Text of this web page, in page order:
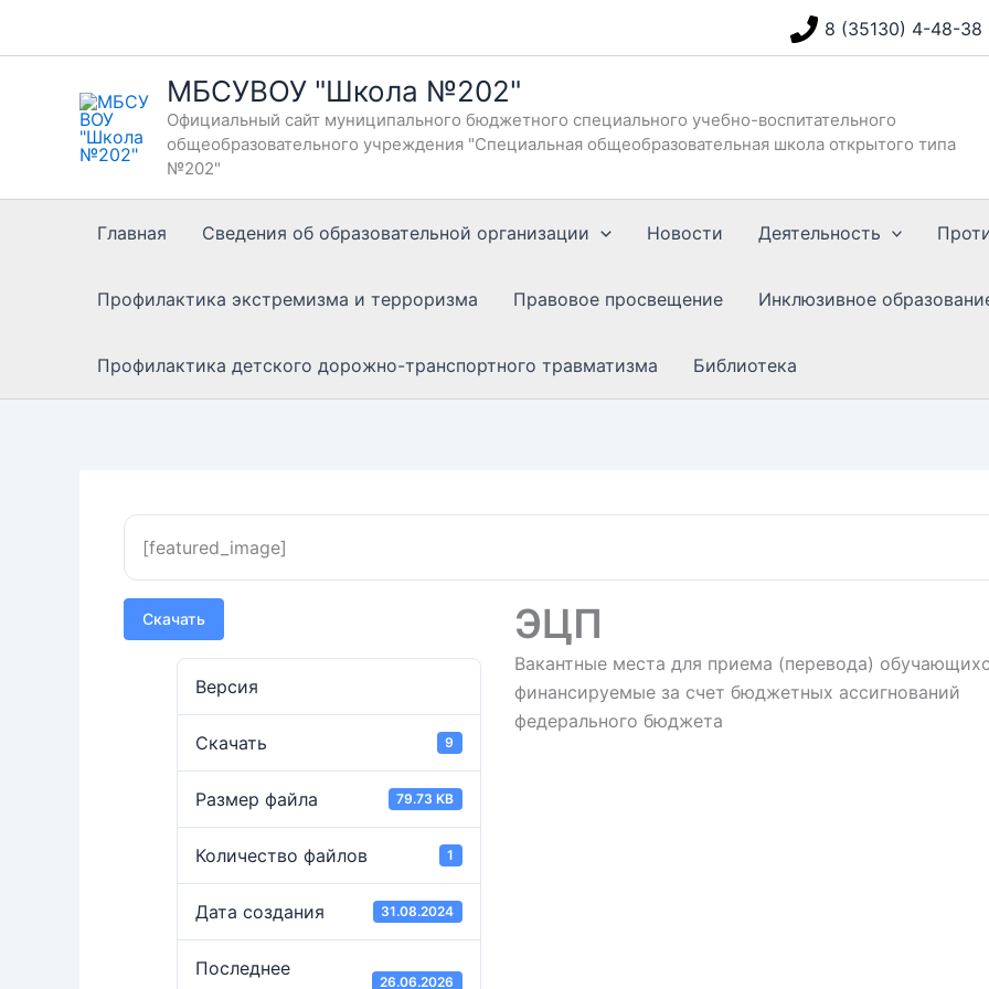
8 (35130) 4-48-38
МБСУВОУ "Школа №202"
Официальный сайт муниципального бюджетного специального учебно-воспитательного
общеобразовательного учреждения "Специальная общеобразовательная школа открытого типа
№202"
Главная Сведения об образовательной организации Новости Деятельность
Профилактика экстремизма и терроризма Правовое просвещение Инклюзивное
Профилактика детского дорожно-транспортного травматизма Библиотека
[featured_image]
Скачать
Версия
Скачать 9
Размер файла 79.73 KB
Количество файлов 1
Дата создания 31.08.2024
Последнее
26.06.2026
ЭЦП
Вакантные места для приема (перевода)
финансируемые за счет бюджетных ассигнований
федерального бюджета